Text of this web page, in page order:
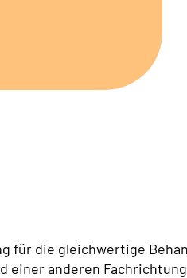
für die gleichwertige
einer anderen